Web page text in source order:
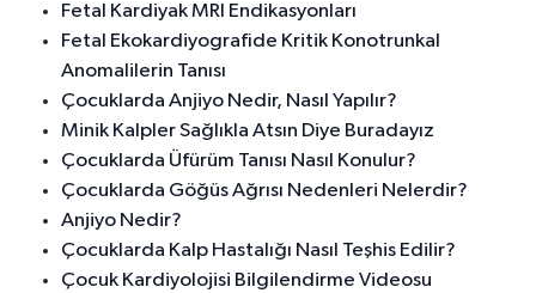
Fetal Kardiyak MRI Endikasyonları
Fetal Ekokardiyografide Kritik Konotrunkal
Anomalilerin Tanısı
Çocuklarda Anjiyo Nedir, Nasıl Yapılır?
Minik Kalpler Sağlıkla Atsın Diye Buradayız
Çocuklarda Üfürüm Tanısı Nasıl Konulur?
Çocuklarda Göğüs Ağrısı Nedenleri Nelerdir?
Anjiyo Nedir?
Çocuklarda Kalp Hastalığı Nasıl Teşhis Edilir?
Çocuk Kardiyolojisi Bilgilendirme Videosu